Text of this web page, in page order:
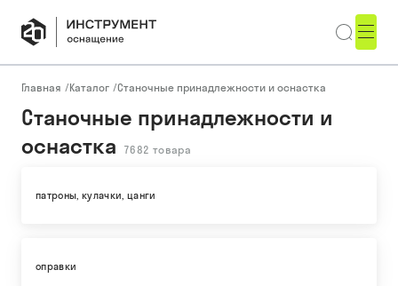
Главная /Каталог /Станочные принадлежности и оснастка
Станочные принадлежности и
оснастка
7682 товара
патроны, кулачки, цанги
оправки